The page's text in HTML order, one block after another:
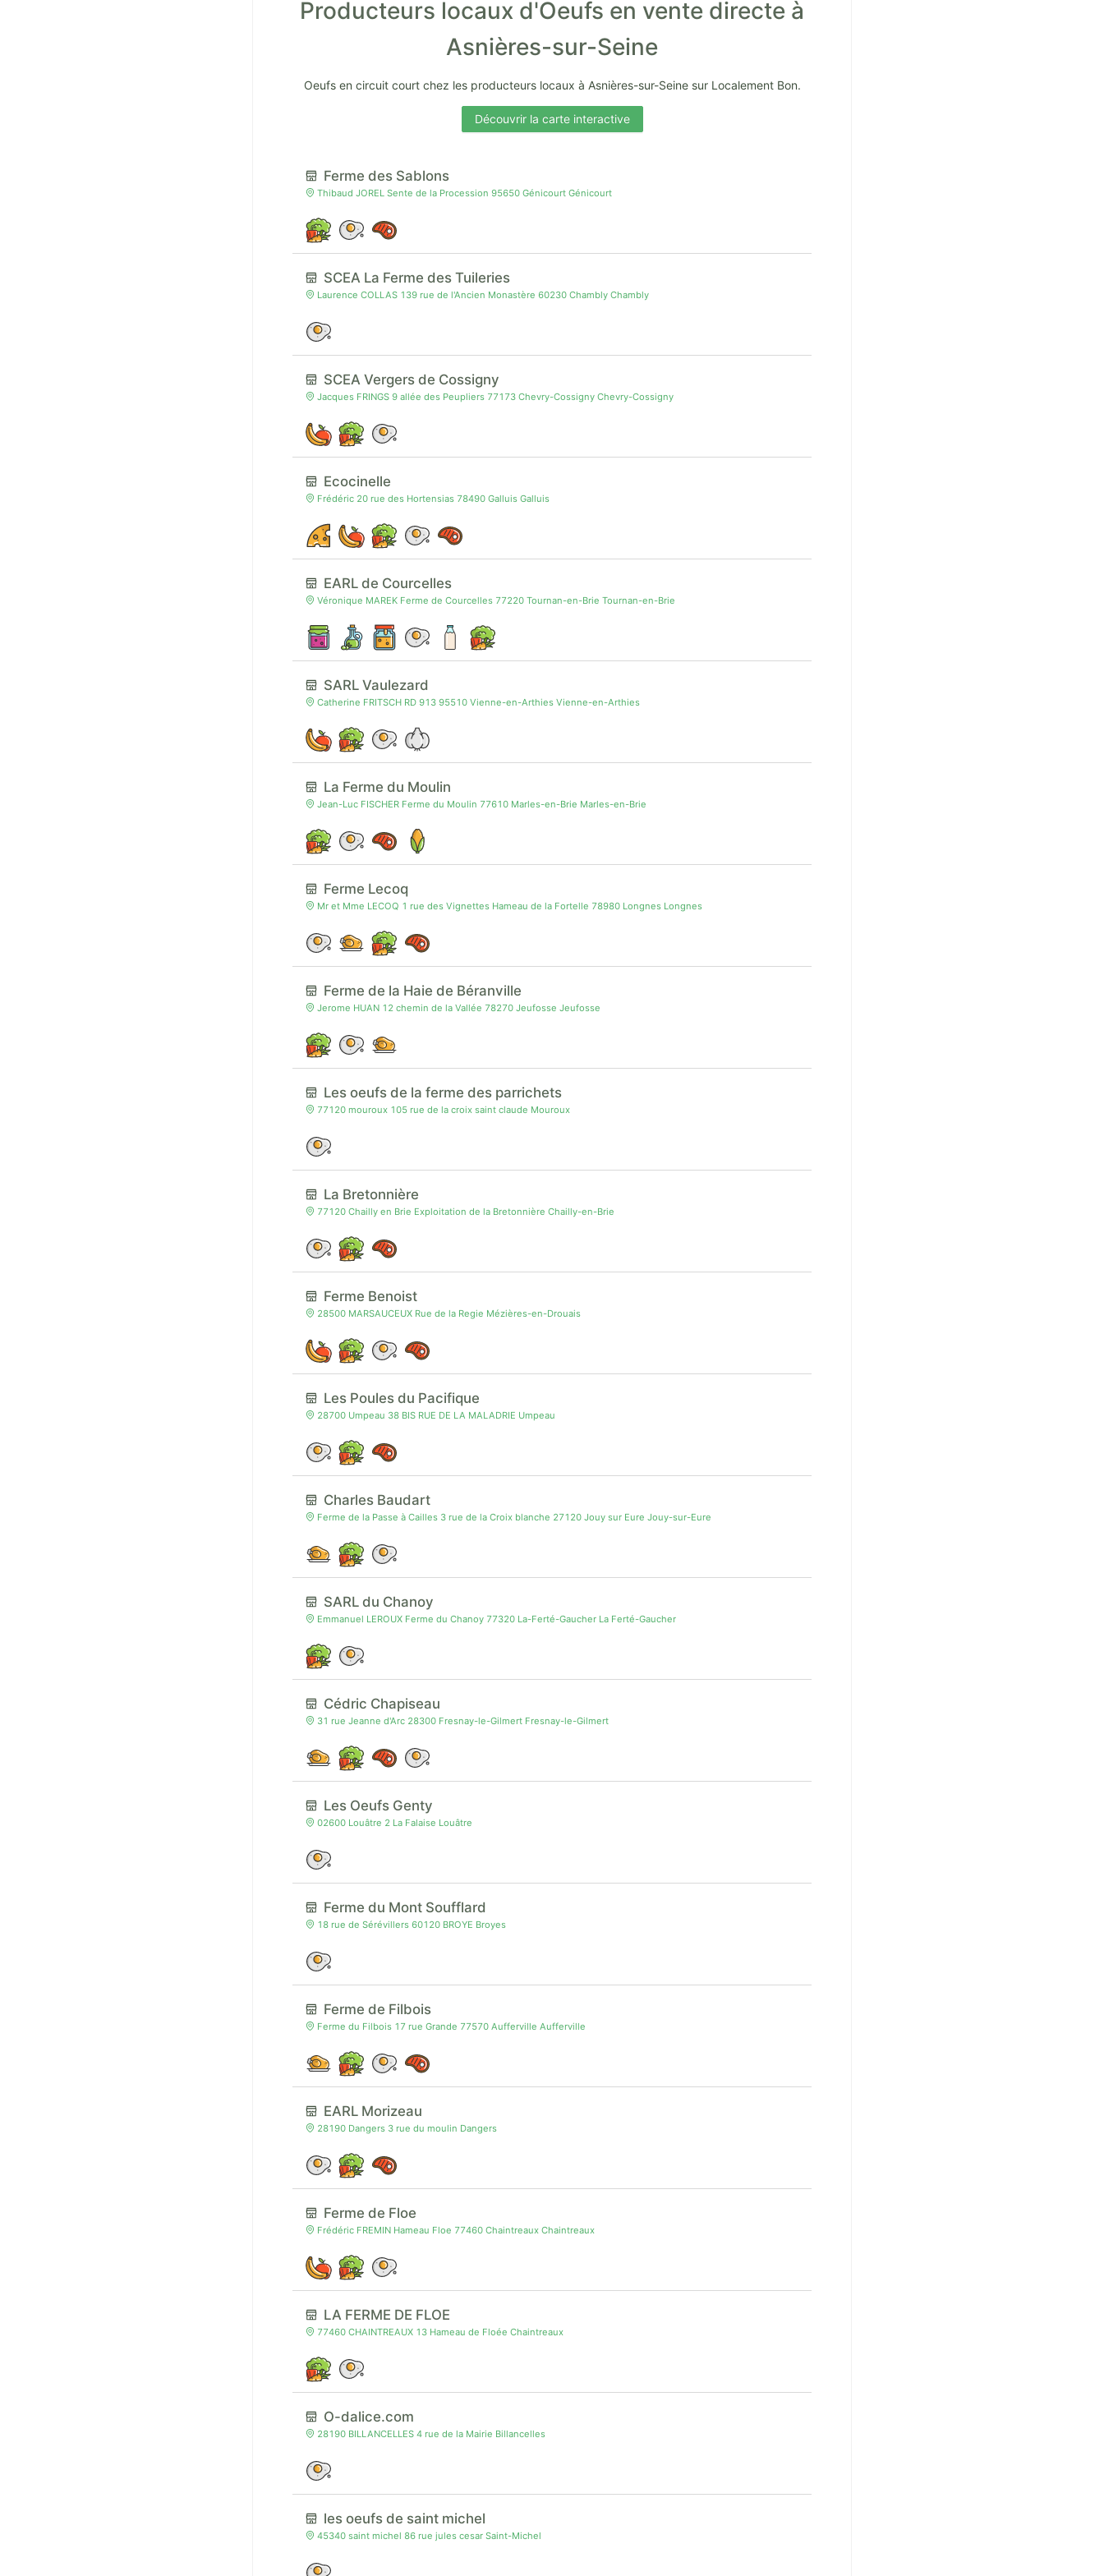
Producteurs locaux d'Oeufs en vente directe à
Asnières-sur-Seine
Oeufs en circuit court chez les producteurs locaux à Asnières-sur-Seine sur Localement Bon.
Découvrir la carte interactive
Ferme des Sablons
Thibaud JOREL Sente de la Procession 95650 Génicourt Génicourt
SCEA La Ferme des Tuileries
Laurence COLLAS 139 rue de l'Ancien Monastère 60230 Chambly Chambly
SCEA Vergers de Cossigny
Jacques FRINGS 9 allée des Peupliers 77173 Chevry-Cossigny Chevry-Cossigny
Ecocinelle
Frédéric 20 rue des Hortensias 78490 Galluis Galluis
EARL de Courcelles
Véronique MAREK Ferme de Courcelles 77220 Tournan-en-Brie Tournan-en-Brie
SARL Vaulezard
Catherine FRITSCH RD 913 95510 Vienne-en-Arthies Vienne-en-Arthies
La Ferme du Moulin
Jean-Luc FISCHER Ferme du Moulin 77610 Marles-en-Brie Marles-en-Brie
Ferme Lecoq
Mr et Mme LECOQ 1 rue des Vignettes Hameau de la Fortelle 78980 Longnes Longnes
Ferme de la Haie de Béranville
Jerome HUAN 12 chemin de la Vallée 78270 Jeufosse Jeufosse
Les oeufs de la ferme des parrichets
77120 mouroux 105 rue de la croix saint claude Mouroux
La Bretonnière
77120 Chailly en Brie Exploitation de la Bretonnière Chailly-en-Brie
Ferme Benoist
28500 MARSAUCEUX Rue de la Regie Mézières-en-Drouais
Les Poules du Pacifique
28700 Umpeau 38 BIS RUE DE LA MALADRIE Umpeau
Charles Baudart
Ferme de la Passe à Cailles 3 rue de la Croix blanche 27120 Jouy sur Eure Jouy-sur-Eure
SARL du Chanoy
Emmanuel LEROUX Ferme du Chanoy 77320 La-Ferté-Gaucher La Ferté-Gaucher
Cédric Chapiseau
31 rue Jeanne d'Arc 28300 Fresnay-le-Gilmert Fresnay-le-Gilmert
Les Oeufs Genty
02600 Louâtre 2 La Falaise Louâtre
Ferme du Mont Soufflard
18 rue de Sérévillers 60120 BROYE Broyes
Ferme de Filbois
Ferme du Filbois 17 rue Grande 77570 Aufferville Aufferville
EARL Morizeau
28190 Dangers 3 rue du moulin Dangers
Ferme de Floe
Frédéric FREMIN Hameau Floe 77460 Chaintreaux Chaintreaux
LA FERME DE FLOE
77460 CHAINTREAUX 13 Hameau de Floée Chaintreaux
O-dalice.com
28190 BILLANCELLES 4 rue de la Mairie Billancelles
les oeufs de saint michel
45340 saint michel 86 rue jules cesar Saint-Michel